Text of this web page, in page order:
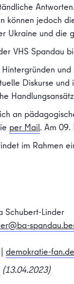
können jedoch
Ukraine und die
VHS Spandau
Diskurse
an
per Mail. Am
im Rahmen
Schubert-Linder
| demokratie-fan.de
(13.04.2023)